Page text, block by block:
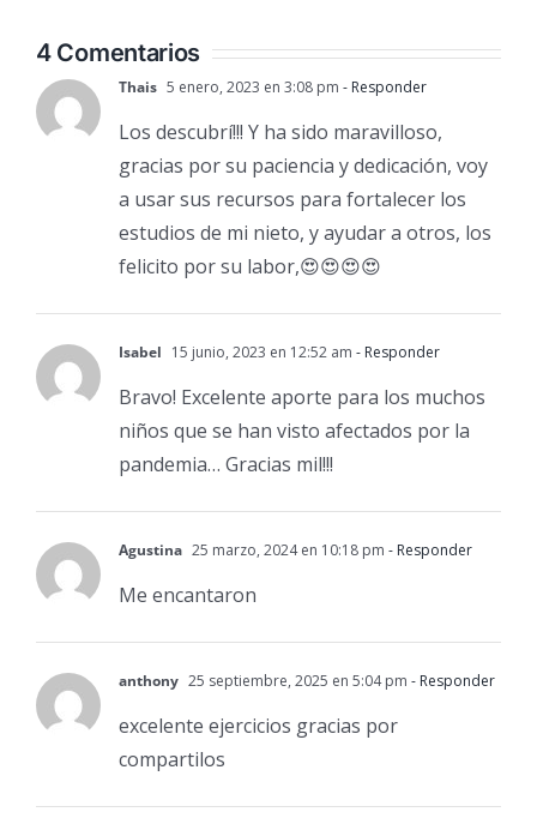
4 Comentarios
Thais 5 enero, 2023 en 3:08 pm - Responder
Los descubrí!!! Y ha sido maravilloso,
gracias por su paciencia y dedicación, voy
a usar sus recursos para fortalecer los
estudios de mi nieto, y ayudar a otros, los
felicito por su labor,😍😍😍😍
Isabel 15 junio, 2023 en 12:52 am - Responder
Bravo! Excelente aporte para los muchos
niños que se han visto afectados por la
pandemia… Gracias mil!!!
Agustina 25 marzo, 2024 en 10:18 pm - Responder
Me encantaron
anthony 25 septiembre, 2025 en 5:04 pm - Responder
excelente ejercicios gracias por
compartilos